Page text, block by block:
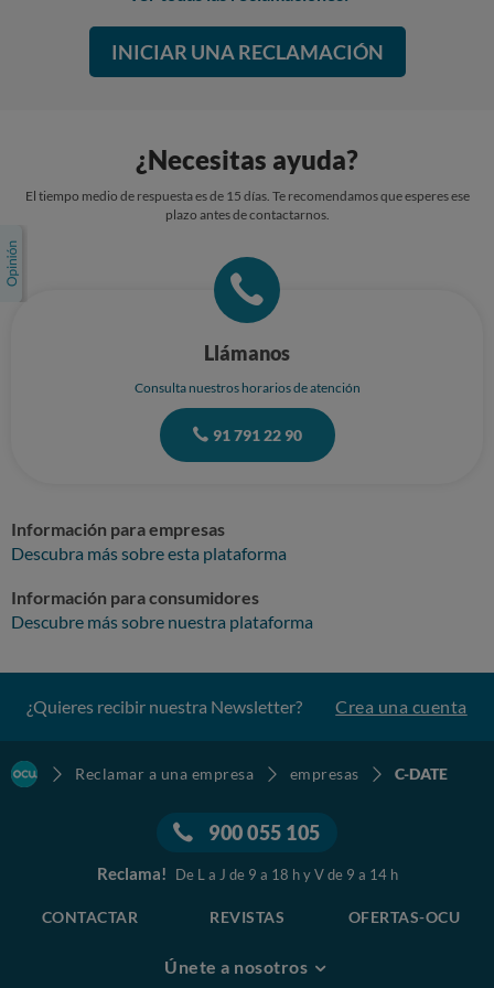
INICIAR UNA RECLAMACIÓN
¿Necesitas ayuda?
El tiempo medio de respuesta es de 15 días. Te recomendamos que esperes ese
plazo antes de contactarnos.
Llámanos
Consulta nuestros horarios de atención
91 791 22 90
Información para empresas
Descubra más sobre esta plataforma
Información para consumidores
Descubre más sobre nuestra plataforma
¿Quieres recibir nuestra Newsletter? Crea una cuenta
Reclamar a una empresa empresas C-DATE
900 055 105
Reclama! De L a J de 9 a 18 h y V de 9 a 14 h
CONTACTAR REVISTAS OFERTAS-OCU
Únete a nosotros